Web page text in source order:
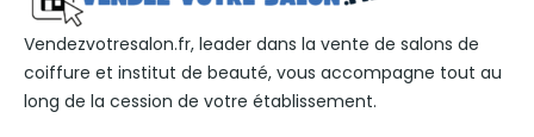
Vendezvotresalon.fr, leader dans la vente de salons de
coiffure et institut de beauté, vous accompagne tout au
long de la cession de votre établissement.